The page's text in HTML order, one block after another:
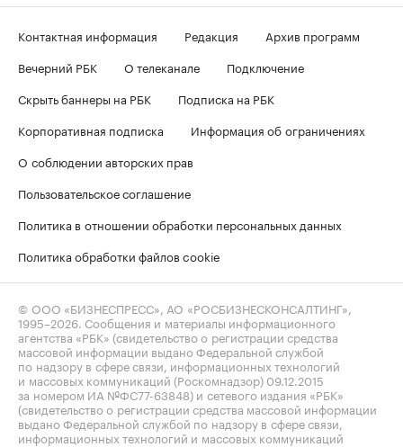
Контактная информация Редакция
Архив программ
Вечерний РБК
О телеканале
Подключение
Скрыть баннеры на РБК
Подписка на РБК
Корпоративная подписка
Информация об ограничениях
О соблюдении авторских прав
Пользовательское соглашение
Политика в отношении обработки персональных данных
Политика обработки файлов cookie
© ООО «БИЗНЕСПРЕСС», АО «РОСБИЗНЕСКОНСАЛТИНГ»,
1995–2026. Сообщения и материалы информационного
агентства «РБК» (свидетельство о регистрации средства
массовой информации выдано Федеральной службой
по надзору в сфере связи, информационных технологий
и массовых коммуникаций (Роскомнадзор) 09.12.2015
за номером ИА №ФС77-63848) и сетевого издания «РБК»
(свидетельство о регистрации средства массовой информации
выдано Федеральной службой по надзору в сфере связи,
информационных технологий и массовых коммуникаций